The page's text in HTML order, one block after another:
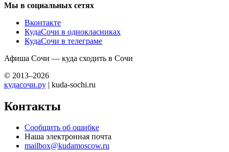
Мы в социальных сетях
Вконтакте
КудаСочи в однокласниках
КудаСочи в телеграме
Афиша Сочи — куда сходить в Сочи
© 2013–2026
кудасочи.ру | kuda-sochi.ru
Контакты
Сообщить об ошибке
Наша электронная почта
mailbox@kudamoscow.ru